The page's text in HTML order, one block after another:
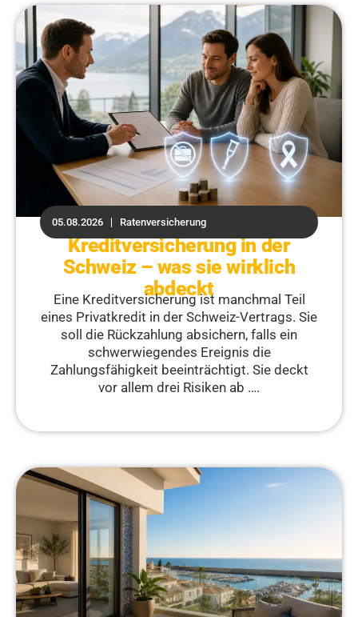
05.08.2026 Ratenversicherung
Kreditversicherung in der
Schweiz – was sie wirklich
abdeckt
Eine Kreditversicherung ist manchmal Teil
eines Privatkredit in der Schweiz-Vertrags. Sie
soll die Rückzahlung absichern, falls ein
schwerwiegendes Ereignis die
Zahlungsfähigkeit beeinträchtigt. Sie deckt
vor allem drei Risiken ab ….